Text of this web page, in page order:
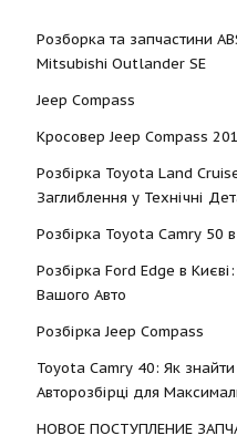
Розборка та запчастини
Mitsubishi Outlander SE
Jeep Compass
Кросовер Jeep Compass
Розбірка Toyota Land
Заглиблення у Технічні
Розбірка Toyota Camry 50
Розбірка Ford Edge в
Вашого Авто
Розбірка Jeep Compass
Toyota Camry 40: Як
Авторозбірці для
НОВОЕ ПОСТУПЛЕНИЕ